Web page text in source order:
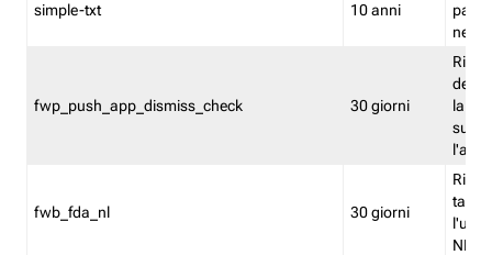
simple-txt 10 anni
fwp_push_app_dismiss_check 30 giorni
la
fwb_fda_nl 30 giorni
NL